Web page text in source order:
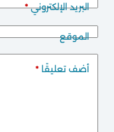
البريد الإلكتروني*
الموقع
أضف تعليقًا *